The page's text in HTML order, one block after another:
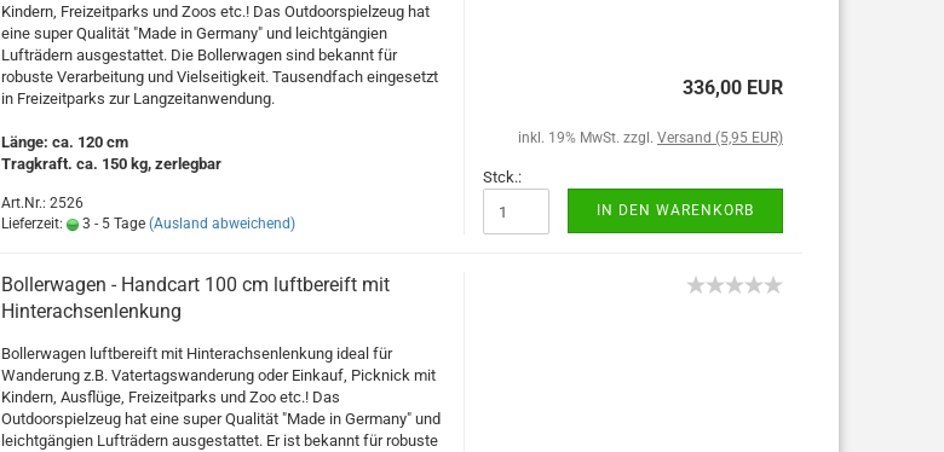
Kindern, Freizeitparks und Zoos etc.! Das Outdoorspielzeug hat
eine super Qualität "Made in Germany" und leichtgängien
Lufträdern ausgestattet. Die Bollerwagen sind bekannt für
robuste Verarbeitung und Vielseitigkeit. Tausendfach eingesetzt
in Freizeitparks zur Langzeitanwendung.
Länge: ca. 120 cm
Tragkraft. ca. 150 kg, zerlegbar
Art.Nr.: 2526
Lieferzeit:
3 - 5 Tage (Ausland abweichend)
336,00 EUR
inkl. 19% MwSt. zzgl. Versand (5,95 EUR)
Stck.:
IN DEN WARENKORB
Bollerwagen - Handcart 100 cm luftbereift mit
Hinterachsenlenkung
Bollerwagen luftbereift mit Hinterachsenlenkung ideal für
Wanderung z.B. Vatertagswanderung oder Einkauf, Picknick mit
Kindern, Ausflüge, Freizeitparks und Zoo etc.! Das
Outdoorspielzeug hat eine super Qualität "Made in Germany" und
leichtgängien Lufträdern ausgestattet. Er ist bekannt für robuste